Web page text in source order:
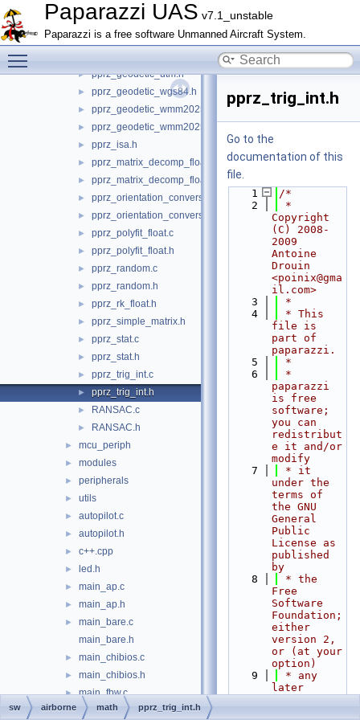
Paparazzi UAS v7.1_unstable
Paparazzi is a free software Unmanned Aircraft System.
pprz_geodetic_float.c
► pprz_geodetic_float.h
► pprz_geodetic_int.c
► pprz_geodetic_utm.h
► pprz_geodetic_wgs84.h
► pprz_geodetic_wmm2025.c
► pprz_geodetic_wmm2025.h
► pprz_isa.h
► pprz_matrix_decomp_float.c
► pprz_matrix_decomp_float.h
► pprz_orientation_conversion.c
► pprz_orientation_conversion.h
► pprz_polyfit_float.c
► pprz_polyfit_float.h
► pprz_random.c
► pprz_random.h
► pprz_rk_float.h
► pprz_simple_matrix.h
► pprz_stat.c
► pprz_stat.h
► pprz_trig_int.c
► pprz_trig_int.h
► RANSAC.c
► RANSAC.h
► mcu_periph
► modules
► peripherals
► utils
► autopilot.c
► autopilot.h
► c++.cpp
► led.h
► main_ap.c
► main_ap.h
►
main_bare.c
main_bare.h
► main_chibios.c
► main_chibios.h
► main_fbw.c
► main_fbw.h
pprz_trig_int.h
Go to the
documentation of this
file.
    1
/*
    2
*
Copyright
(C) 2008-
2009
Antoine
Drouin
<poinix@gma
il.com>
    3
*
    4
* This
file is
part of
paparazzi.
    5
*
    6
*
paparazzi
is free
software;
you can
redistribut
e it and/or
modify
    7
* it
under the
terms of
the GNU
General
Public
License as
published
by
    8
* the
Free
Software
Foundation;
either
version 2,
or (at your
option)
    9
* any
later
sw airborne math pprz_trig_int.h